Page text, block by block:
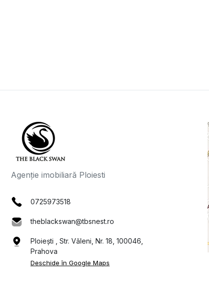
Agenție imobiliară Ploiesti
0725973518
theblackswan@tbsnest.ro
Ploiești , Str. Văleni, Nr. 18, 100046,
Prahova
Deschide în Google Maps